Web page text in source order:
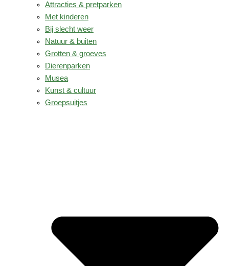
Attracties & pretparken
Met kinderen
Bij slecht weer
Natuur & buiten
Grotten & groeves
Dierenparken
Musea
Kunst & cultuur
Groepsuitjes